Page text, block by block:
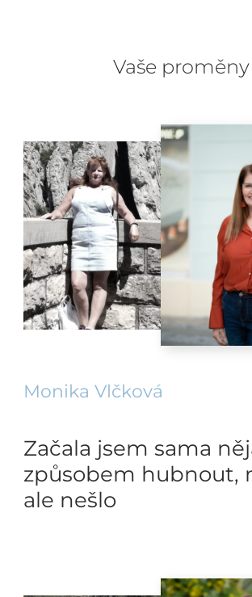
Vaše proměny
Monika Vlčková
Začala jsem sama
způsobem hubnout,
ale nešlo